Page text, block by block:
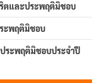
ริตและประพฤติมิชอบ
ระพฤติมิชอบ
ประพฤติมิชอบประจำปี